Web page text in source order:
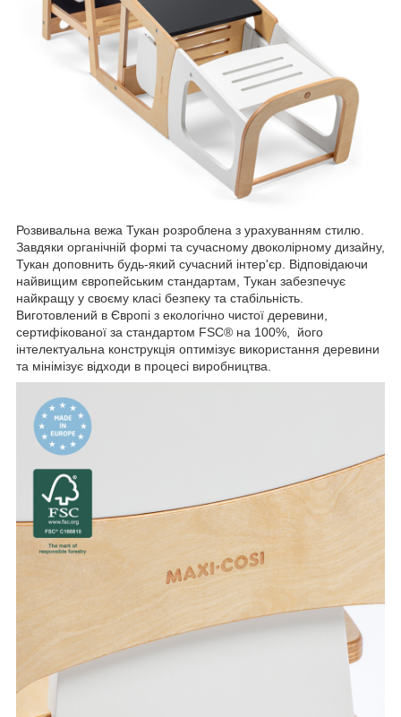
Розвивальна вежа Тукан розроблена з урахуванням стилю.
Завдяки органічній формі та сучасному двоколірному дизайну,
Тукан доповнить будь-який сучасний інтер'єр. Відповідаючи
найвищим європейським стандартам, Тукан забезпечує
найкращу у своєму класі безпеку та стабільність.
Виготовлений в Європі з екологічно чистої деревини,
сертифікованої за стандартом FSC® на 100%, його
інтелектуальна конструкція оптимізує використання деревини
та мінімізує відходи в процесі виробництва.